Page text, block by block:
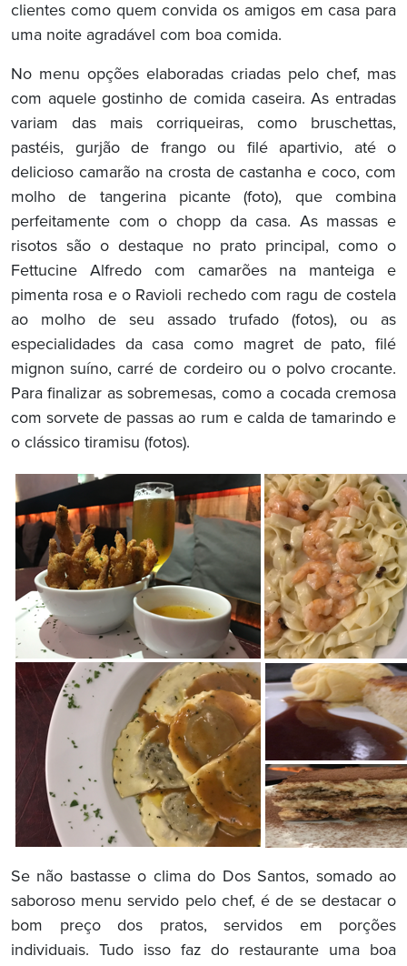
clientes como quem convida os amigos em casa para
uma noite agradável com boa comida.
No menu opções elaboradas criadas pelo chef, mas
com aquele gostinho de comida caseira. As entradas
variam das mais corriqueiras, como bruschettas,
pastéis, gurjão de frango ou filé apartivio, até o
delicioso camarão na crosta de castanha e coco, com
molho de tangerina picante (foto), que combina
perfeitamente com o chopp da casa. As massas e
risotos são o destaque no prato principal, como o
Fettucine Alfredo com camarões na manteiga e
pimenta rosa e o Ravioli rechedo com ragu de costela
ao molho de seu assado trufado (fotos), ou as
especialidades da casa como magret de pato, filé
mignon suíno, carré de cordeiro ou o polvo crocante.
Para finalizar as sobremesas, como a cocada cremosa
com sorvete de passas ao rum e calda de tamarindo e
o clássico tiramisu (fotos).
Se não bastasse o clima do Dos Santos, somado ao
saboroso menu servido pelo chef, é de se destacar o
bom preço dos pratos, servidos em porções
individuais. Tudo isso faz do restaurante uma boa